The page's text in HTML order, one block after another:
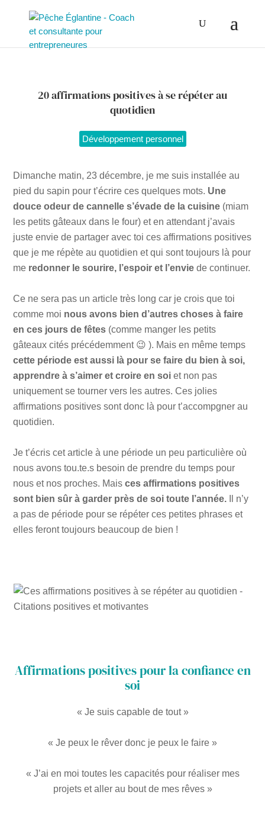
20 affirmations positives à se répéter au
quotidien
Développement personnel
Dimanche matin, 23 décembre, je me suis installée au
pied du sapin pour t’écrire ces quelques mots. Une
douce odeur de cannelle s’évade de la cuisine (miam
les petits gâteaux dans le four) et en attendant j’avais
juste envie de partager avec toi ces affirmations positives
que je me répète au quotidien et qui sont toujours là pour
me redonner le sourire, l’espoir et l’envie de continuer.
Ce ne sera pas un article très long car je crois que toi
comme moi nous avons bien d’autres choses à faire
en ces jours de fêtes (comme manger les petits
gâteaux cités précédemment 😉 ). Mais en même temps
cette période est aussi là pour se faire du bien à soi,
apprendre à s’aimer et croire en soi et non pas
uniquement se tourner vers les autres. Ces jolies
affirmations positives sont donc là pour t’accompgner au
quotidien.
Je t’écris cet article à une période un peu particulière où
nous avons tou.te.s besoin de prendre du temps pour
nous et nos proches. Maisces affirmations positives
sont bien sûr à garder près de soi toute l’année. Il n’y
a pas de période pour se répéter ces petites phrases et
elles feront toujours beaucoup de bien !
Affirmations positives pour la confiance en
soi
« Je suis capable de tout »
« Je peux le rêver donc je peux le faire »
« J’ai en moi toutes les capacités pour réaliser mes
projets et aller au bout de mes rêves »